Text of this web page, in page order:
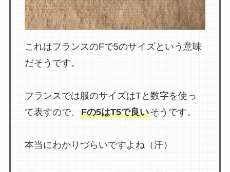
これはフランスのFで5のサイズという意味
だそうです。
フランスでは服のサイズはTと数字を使っ
て表すので、 Fの5はT5で良いそうです。
本当にわかりづらいですよね（汗）